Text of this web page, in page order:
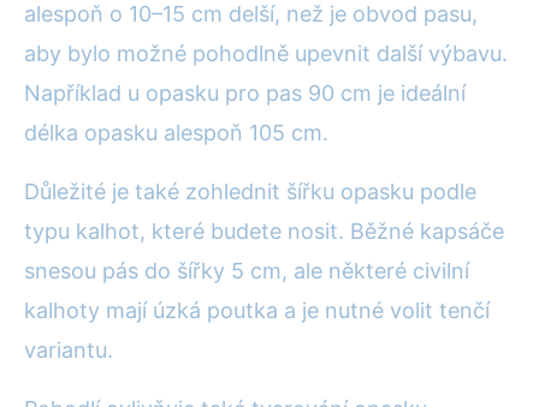
alespoň o 10–15 cm delší, než je obvod pasu,
aby bylo možné pohodlně upevnit další výbavu.
Například u opasku pro pas 90 cm je ideální
délka opasku alespoň 105 cm.
Důležité je také zohlednit šířku opasku podle
typu kalhot, které budete nosit. Běžné kapsáče
snesou pás do šířky 5 cm, ale některé civilní
kalhoty mají úzká poutka a je nutné volit tenčí
variantu.